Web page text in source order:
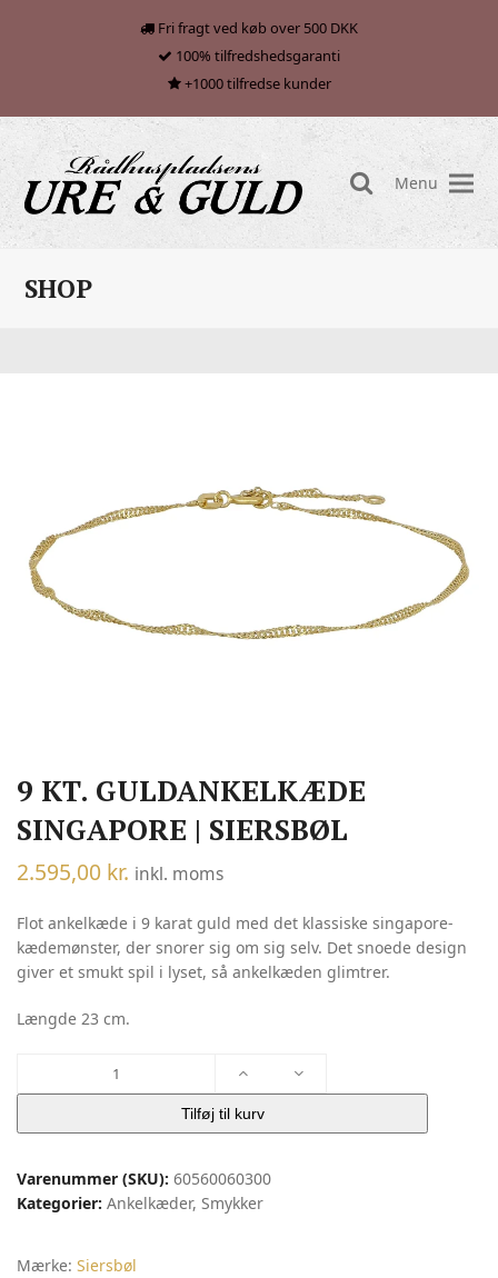
Fri fragt ved køb over 500 DKK
100% tilfredshedsgaranti
+1000 tilfredse kunder
search
Menu
SHOP
9 KT. GULDANKELKÆDE
SINGAPORE | SIERSBØL
2.595,00 kr. inkl. moms
Flot ankelkæde i 9 karat guld med det klassiske singapore-
kædemønster, der snorer sig om sig selv. Det snoede design
giver et smukt spil i lyset, så ankelkæden glimtrer.
Længde 23 cm.
kt.
singapore
Siersbøl
antal
Tilføj til kurv
Varenummer (SKU): 60560060300
Kategorier: Ankelkæder, Smykker
Mærke: Siersbøl